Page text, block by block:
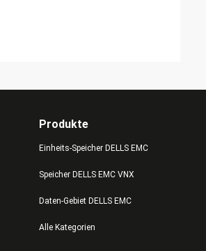
Produkte
Einheits-Speicher DELLS EMC
Speicher DELLS EMC VNX
Daten-Gebiet DELLS EMC
Alle Kategorien